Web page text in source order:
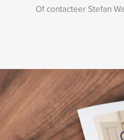
Of contacteer Stefan